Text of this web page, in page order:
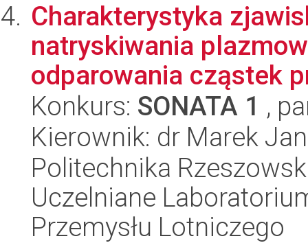
Charakterystyka
natryskiwania
odparowania cząstek
Konkurs: SONATA 1 ,
Kierownik: dr Marek
Politechnika
Uczelniane
Przemysłu Lotniczego